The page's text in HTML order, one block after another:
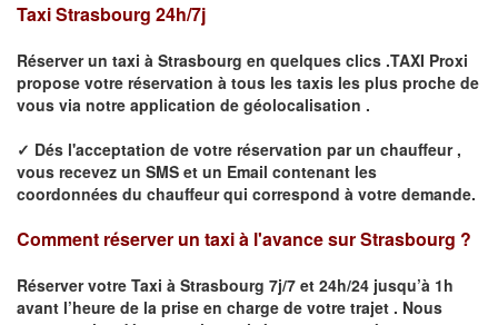
TaxiStrasbourg 24h/7j
Réserver un taxi à Strasbourg en quelques clics .TAXI Proxi
propose votre réservation à tous les taxis les plus proche de
vous via notre application de géolocalisation .
✓ Dés l'acceptation de votre réservation parun chauffeur ,
vous recevez un SMS et un Email contenant les
coordonnées du chauffeur qui correspond à votre demande.
Comment réserver un taxi à l'avance surStrasbourg ?
Réserver votre Taxi à Strasbourg 7j/7 et 24h/24 jusqu’à 1h
avant l’heure de la prise en charge de votre trajet . Nous